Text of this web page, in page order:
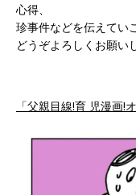
心得、
珍事件などを伝えてい
どうぞよろしくお願い
「父親目線!育 児漫画!